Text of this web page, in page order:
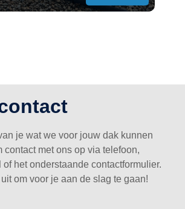
je wat we voor jouw dak kunnen
contact met ons op via telefoon,
het onderstaande contactformulier.
om voor je aan de slag te gaan!